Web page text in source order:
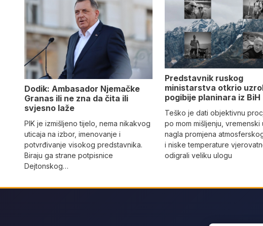
Dodik: Ambasador Njemačke
Granas ili ne zna da čita ili
svjesno laže
PIK je izmišljeno tijelo, nema nikakvog
uticaja na izbor, imenovanje i
potvrđivanje visokog predstavnika.
Biraju ga strane potpisnice
Dejtonskog…
Predstavnik ruskog
ministarstva otkrio
pogibije planinara iz BiH
Teško je dati objektivnu
po mom mišljenju, vremenski
nagla promjena
i niske temperature
odigrali veliku ulogu